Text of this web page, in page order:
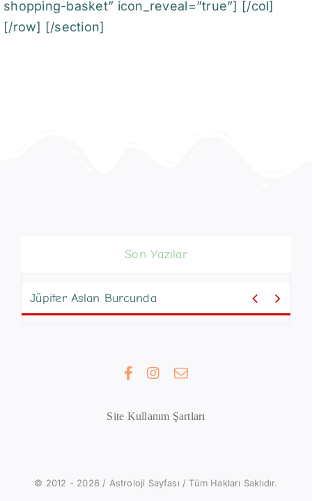
shopping-basket” icon_reveal=”true”] [/col]
[/row] [/section]
Son Yazılar
Jüpiter Aslan Burcunda  
Site Kullanım Şartları
© 2012 - 2026 / Astroloji Sayfası / Tüm Hakları Saklıdır.